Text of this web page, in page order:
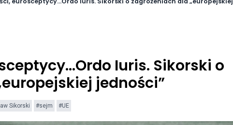
Iuris. Sikorski o
jedności”
Sikorski #sejm #UE